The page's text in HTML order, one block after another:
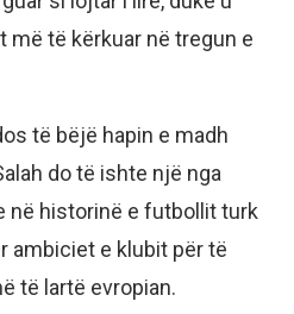
më të kërkuar në tregun e
të bëjë hapin e madh
do të ishte një nga
në historinë e futbollit turk
ambiciet e klubit për të
të lartë evropian.